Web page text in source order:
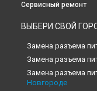
Сервисный ремонт
ВЫБЕРИ СВОЙ
Замена разъема
Замена разъема
Замена разъема
Новгороде